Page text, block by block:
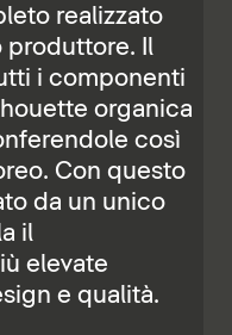
realizzato
produttore. Il
i componenti
organica
così
Con questo
da un unico
il
elevate
e qualità.